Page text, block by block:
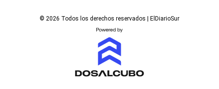
© 2026 Todos los derechos reservados | ElDiarioSur